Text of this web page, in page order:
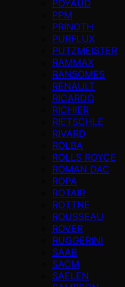
POYAUD
PPM
PRINOTH
PURFLUX
PUTZMEISTER
RAMMAX
RANSOMES
RENAULT
RICARDO
RICHIER
RIETSCHLE
RIVARD
ROLBA
ROLLS ROYCE
ROMAN DAC
ROPA
ROTAIR
ROTTNE
ROUSSEAU
ROVER
RUGGERINI
SAAB
SACM
SAELEN